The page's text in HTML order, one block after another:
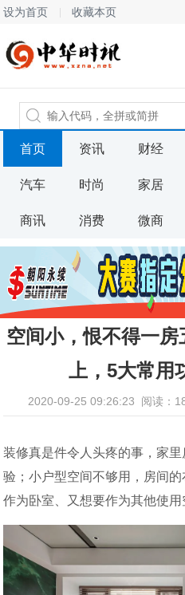
设为首页 收藏本页
首页 资讯 财经
汽车 时尚 家居
商讯 消费 微商
空间小，恨不得一
上，5大常用
2020-09-25 09:26:23 阅读：
装修真是件令人头疼的事，家
验；小户型空间不够用，房间
作为卧室、又想要作为其他使